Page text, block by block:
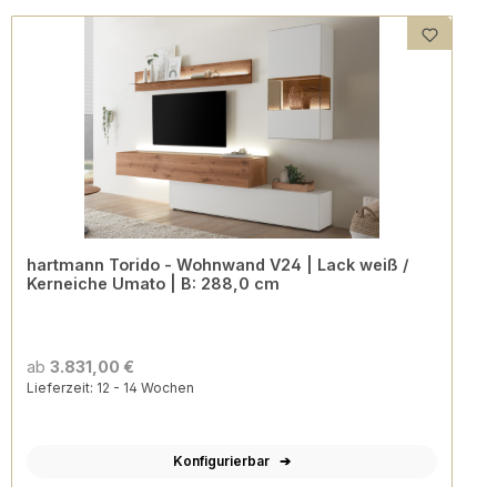
hartmann Torido - Wohnwand V24 | Lack weiß /
Kerneiche Umato | B: 288,0 cm
ab 3.831,00 €
Lieferzeit: 12 - 14 Wochen
Konfigurierbar